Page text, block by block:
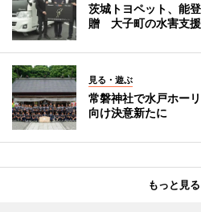
茨城トヨペット、能
贈 大子町の水害支
見る・遊ぶ
常磐神社で水戸ホー
向け決意新たに
もっと見る